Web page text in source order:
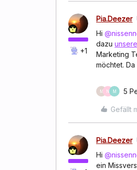
+1
Pia.Deezer
Hi
dazu
Marketing
möchtet. Da
M N M 5
Gefällt
Pia.Deezer
Hi
ein